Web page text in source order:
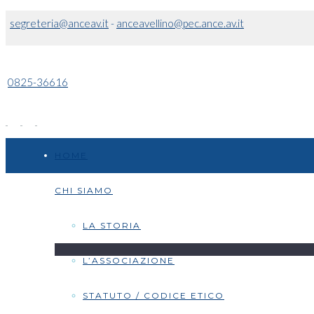
segreteria@anceav.it- anceavellino@pec.ance.av.it
0825-36616
CHI SIAMO
LA STORIA
L’ASSOCIAZIONE
STATUTO / CODICE ETICO